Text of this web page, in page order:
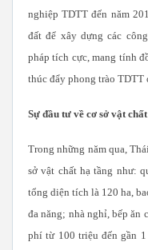
nghiệp TDTT đến năm
đất để xây dựng các
pháp tích cực, mang tính
thúc đẩy phong trào
Sự đầu tư về cơ sở vật chất
Trong những năm qua,
sở vật chất hạ tầng như:
tổng diện tích là 120 ha,
đa năng; nhà nghỉ, bếp ăn
phí từ 100 triệu đến gần